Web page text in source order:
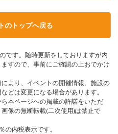
のトップへ戻る
です。随時更新をしておりますが内
すので、事前にご確認の上おでかけ
より、イベントの開催情報、施設の
どは変更になる場合があります。
本ページへの掲載の許諾をいただ
像の無断転載(二次使用)は禁止で
内税表示です。